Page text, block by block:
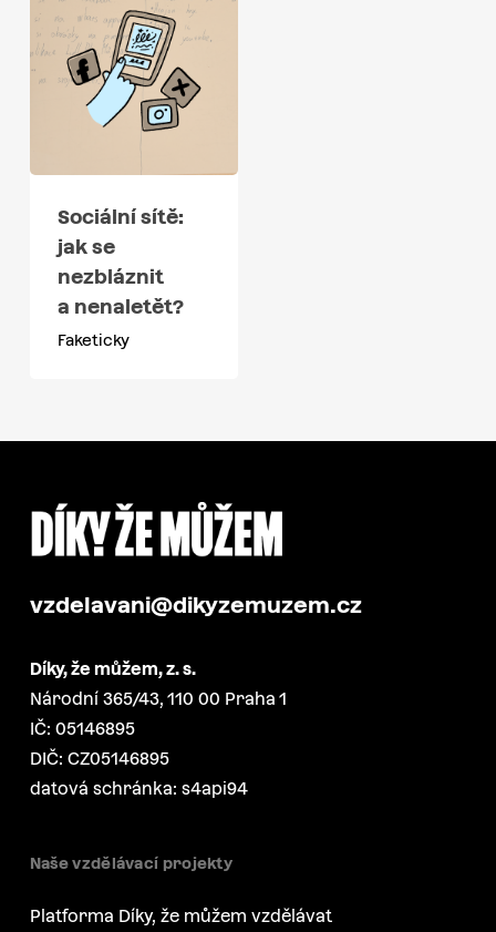
Sociální sítě:
jak se
nezbláznit
a nenaletět?
Faketicky
vzdelavani@dikyzemuzem.cz
Díky, že můžem, z. s.
Národní 365/43, 110 00 Praha 1
IČ: 05146895
DIČ: CZ05146895
datová schránka: s4api94
Naše vzdělávací projekty
Platforma Díky, že můžem vzdělávat